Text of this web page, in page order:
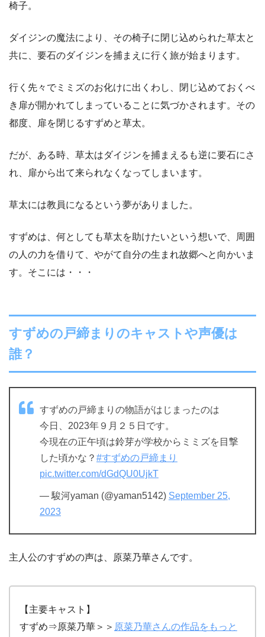
椅子。
ダイジンの魔法により、その椅子に閉じ込められた草太と
共に、要石のダイジンを捕まえに行く旅が始まります。
行く先々でミミズのお化けに出くわし、閉じ込めておくべ
き扉が開かれてしまっていることに気づかされます。その
都度、扉を閉じるすずめと草太。
だが、ある時、草太はダイジンを捕まえるも逆に要石にさ
れ、扉から出て来られなくなってしまいます。
草太には教員になるという夢がありました。
すずめは、何としても草太を助けたいという想いで、周囲
の人の力を借りて、やがて自分の生まれ故郷へと向かいま
す。そこには・・・
すずめの戸締まりのキャストや声優は
誰？
すずめの戸締まりの物語がはじまったのは
今日、2023年９月２５日です。
今現在の正午頃は鈴芽が学校からミミズを目撃
した頃かな？ #すずめの戸締まり
pic.twitter.com/dGdQU0UjkT
— 駿河yaman (@yaman5142) September 25,
2023
主人公のすずめの声は、原菜乃華さんです。
【主要キャスト】
すずめ⇒原菜乃華＞＞ 原菜乃華さんの作品をもっと